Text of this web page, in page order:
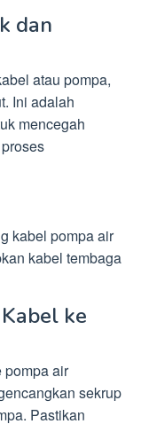
dan
atau pompa,
Ini adalah
mencegah
kabel pompa air
kabel tembaga
ke
pompa air
sekrup
Pastikan